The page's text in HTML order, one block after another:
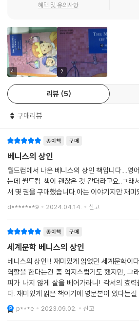
혜택 및 유의사항
4 2
리뷰 5
구매리뷰
종이책 구매
베니스의 상인
월드컴에서 나온 베니스의 상인 책입니다....영
는데 월드컴 책이 괜찮은 것 같더라고요..그래
서 몇 권을 구매했습니다.아는 이야기지만 재미
d*******9 2024.04.14. 신고
종이책 구매
세계문학 베니스의 상인
베니스의 상인!! 재미있게 읽었던 세계문학이다. 친구의 부인이 몰래 판
역할을 한다는건 좀 억지스럽기도 했지만, 그
피가 나지 않게 살을 베어가라니! 각서의 효
다. 재미있게 읽은 책이기에 영문본이 있다는걸 알았을때 아이에게 세계문
학을 영어로 읽히면 좋겠다는 생각이 들어서 구매했다. 받은 후
어보니 수준이
p***e 2023.09.02. 신고